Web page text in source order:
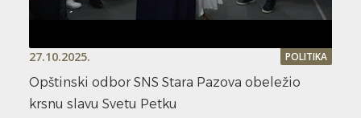
27.10.2025. POLITIKA
Opštinski odbor SNS Stara Pazova obeležio
krsnu slavu Svetu Petku